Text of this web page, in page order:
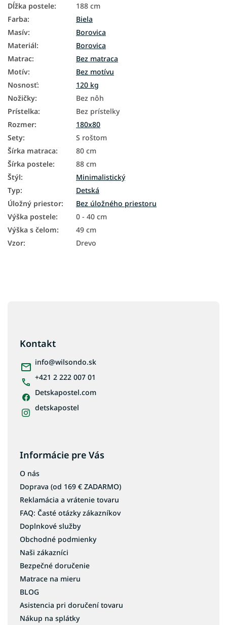
Dĺžka postele:
188 cm
Farba:
Biela
Masív:
Borovica
Materiál:
Borovica
Matrac:
Bez matraca
Motív:
Bez motívu
Nosnosť:
120 kg
Nožičky:
Bez nôh
Prístelka:
Bez prístelky
Rozmer:
180x80
Sety:
S roštom
Šírka matraca:
80 cm
Šírka postele:
88 cm
Štýl:
Minimalistický
Typ:
Detská
Úložný priestor:
Bez úložného priestoru
Výška postele:
0 - 40 cm
Výška s čelom:
49 cm
Vzor: Drevo
Kontakt
info@wilsondo.sk
+421 2 222 007 01
Detskapostel.com
detskapostel
Informácie pre Vás
O nás
Doprava (od 169 € ZADARMO)
Reklamácia a vrátenie tovaru
FAQ: Časté otázky zákazníkov
Doplnkové služby
Obchodné podmienky
Naši zákazníci
Bezpečné doručenie
Matrace na mieru
BLOG
Asistencia pri doručení tovaru
Nákup na splátky